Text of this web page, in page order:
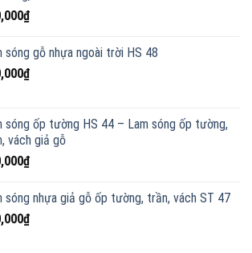
₫
sóng gỗ nhựa ngoài trời HS 48
₫
sóng ốp tường HS 44 – Lam sóng ốp tường,
vách giả gỗ
₫
sóng nhựa giả gỗ ốp tường, trần, vách ST 47
₫